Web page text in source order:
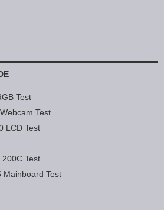
Test
Test
LCD Test
Test
Mainboard Test